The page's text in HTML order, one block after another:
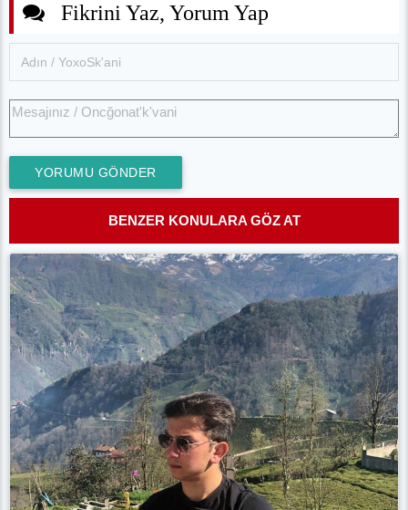
Fikrini Yaz, Yorum Yap
YORUMU GÖNDER
BENZER KONULARA GÖZ AT